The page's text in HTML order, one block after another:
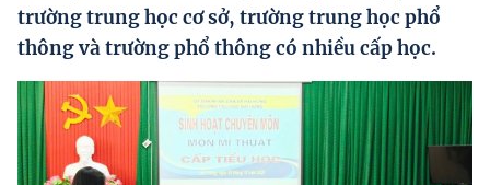
Doanh nghiệp dân tộc
Video
Photo
trường trung học cơ sở, trường trung học phổ
thông và trường phổ thông có nhiều cấp học.